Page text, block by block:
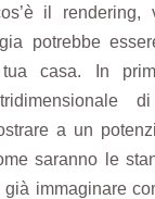
il rendering,
potrebbe
casa. In
a un
saranno le
immaginare